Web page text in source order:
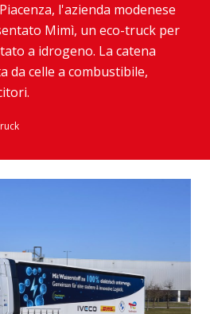
l'azienda modenese
Mimì, un eco-truck per
a idrogeno. La catena
da celle a combustibile,